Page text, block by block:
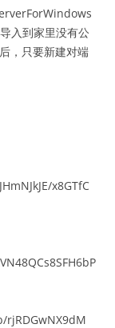
入到家里没有公
，只要新建对端
x8GTfC
rjRDGwNX9dM